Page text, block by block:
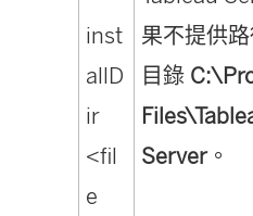
inst
allD
ir
<fil
e
果不提供
目錄
Server。